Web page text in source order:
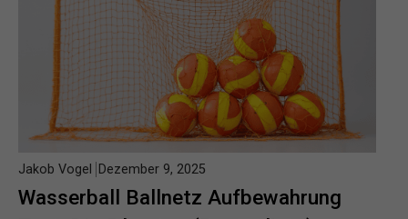
Wasserball Ballnetz Aufbewahrung
Jakob Vogel Dezember 9, 2025